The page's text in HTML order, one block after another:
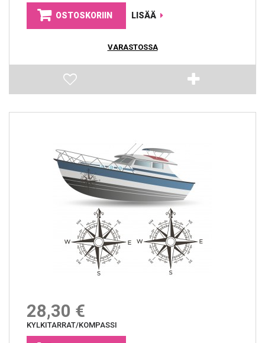
OSTOSKORIIN LISÄÄ
VARASTOSSA
28,30 €
KYLKITARRAT/KOMPASSI